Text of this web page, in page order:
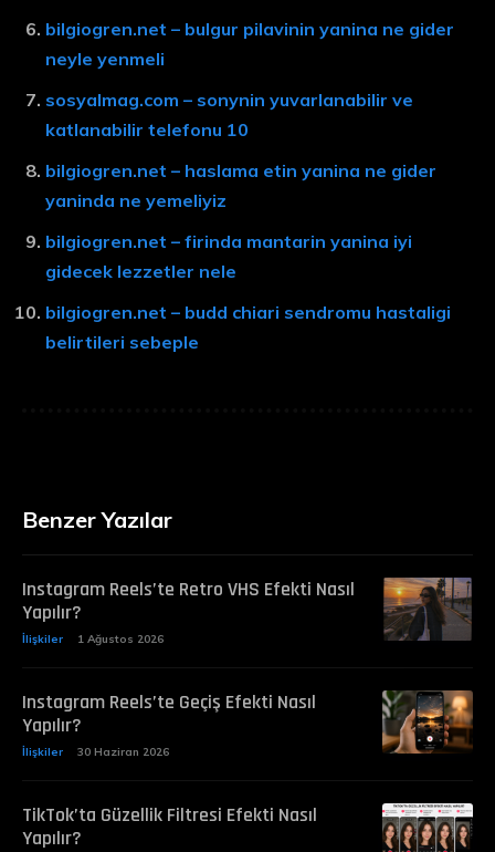
bilgiogren.net – bulgur pilavinin yanina ne gider
neyle yenmeli
sosyalmag.com – sonynin yuvarlanabilir ve
katlanabilir telefonu 10
bilgiogren.net – haslama etin yanina ne gider
yaninda ne yemeliyiz
bilgiogren.net – firinda mantarin yanina iyi
gidecek lezzetler nele
bilgiogren.net – budd chiari sendromu hastaligi
belirtileri sebeple
Benzer Yazılar
Instagram Reels’te Retro VHS Efekti Nasıl
Yapılır?
İlişkiler 1 Ağustos 2026
Instagram Reels’te Geçiş Efekti Nasıl
Yapılır?
İlişkiler 30 Haziran 2026
TikTok’ta Güzellik Filtresi Efekti Nasıl
Yapılır?